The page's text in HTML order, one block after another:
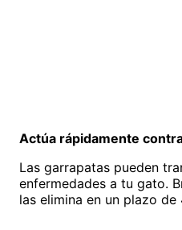
Actúa rápidamente
Las garrapatas pueden
enfermedades a tu gato.
las elimina en un plazo de